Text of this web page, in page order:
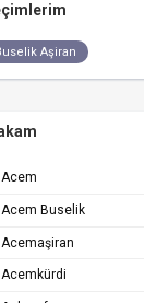
Aşiran
Acem
Acem Buselik
Acemaşiran
Acemkürdi